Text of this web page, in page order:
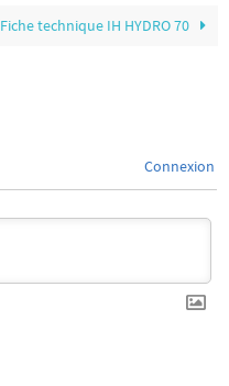
Fiche technique IH HYDRO 70
Connexion